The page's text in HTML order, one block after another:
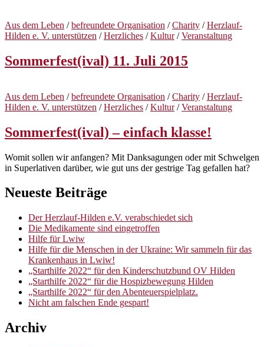
Aus dem Leben /befreundete Organisation /Charity /Herzlauf-
Hilden e. V. unterstützen /Herzliches /Kultur/Veranstaltung
Sommerfest(ival) 11. Juli 2015
Aus dem Leben /befreundete Organisation /Charity /Herzlauf-
Hilden e. V. unterstützen /Herzliches /Kultur/Veranstaltung
Sommerfest(ival) – einfach klasse!
Womit sollen wir anfangen? Mit Danksagungen oder mit Schwelgen
in Superlativen darüber, wie gut uns der gestrige Tag gefallen hat?
Neueste Beiträge
Der Herzlauf-Hilden e.V. verabschiedet sich
Die Medikamente sind eingetroffen
Hilfe für Lwiw
Hilfe für die Menschen in der Ukraine: Wir sammeln für das
Krankenhaus in Lwiw!
„Starthilfe 2022“ für den Kinderschutzbund OV Hilden
„Starthilfe 2022“ für die Hospizbewegung Hilden
„Starthilfe 2022“ für den Abenteuerspielplatz.
Nicht am falschen Ende gespart!
Archiv